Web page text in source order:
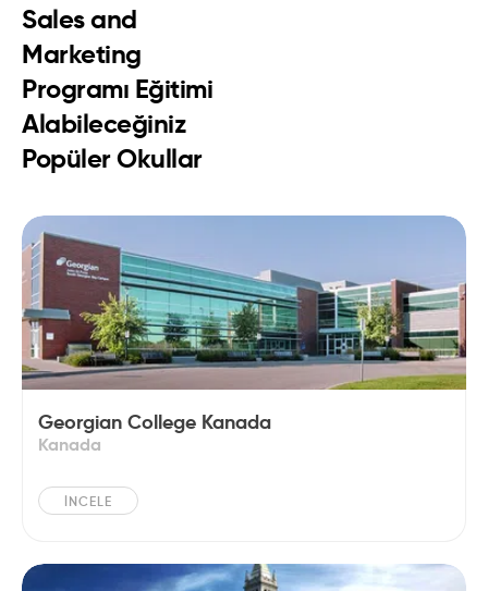
Sales and
Marketing
Programı Eğitimi
Alabileceğiniz
Popüler Okullar
Georgian College Kanada
Kanada
İNCELE